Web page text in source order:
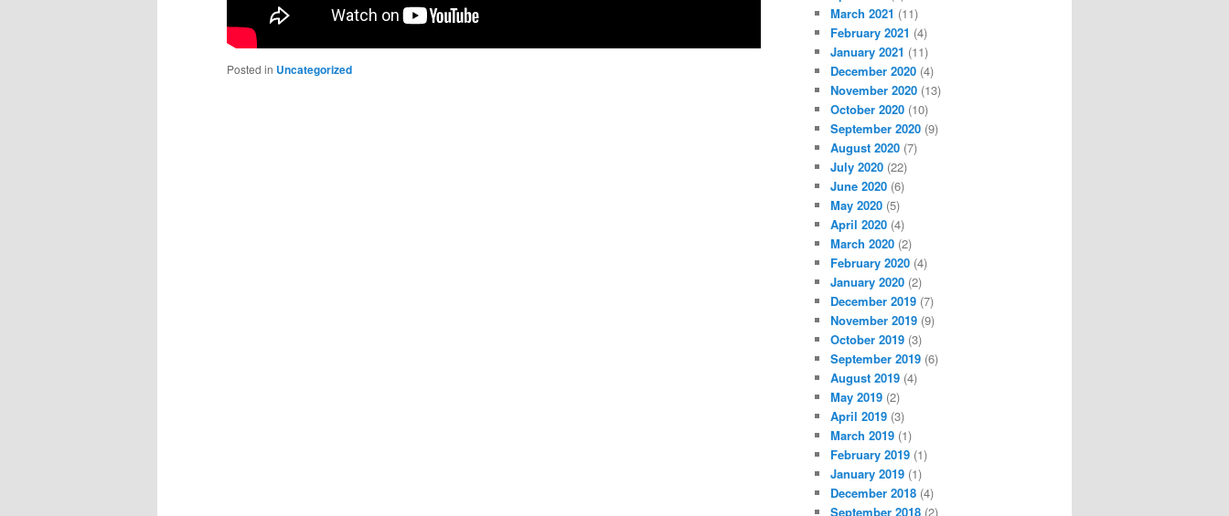
Posted in Uncategorized
March 2021 (11)
February 2021 (4)
January 2021 (11)
December 2020 (4)
November 2020 (13)
October 2020 (10)
September 2020 (9)
August 2020 (7)
July 2020 (22)
June 2020 (6)
May 2020 (5)
April 2020 (4)
March 2020 (2)
February 2020 (4)
January 2020 (2)
December 2019 (7)
November 2019 (9)
October 2019 (3)
September 2019 (6)
August 2019 (4)
May 2019 (2)
April 2019 (3)
March 2019 (1)
February 2019 (1)
January 2019 (1)
December 2018 (4)
September 2018 (2)